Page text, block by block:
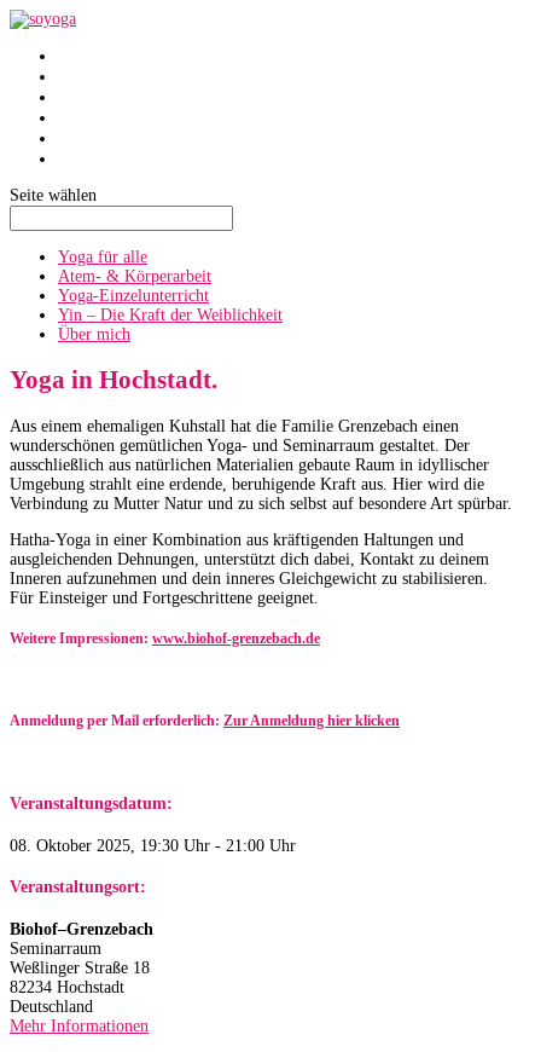
Seite wählen
Yoga für alle
Atem- & Körperarbeit
Yoga-Einzelunterricht
Yin – Die Kraft der Weiblichkeit
Über mich
Yoga in Hochstadt.
Aus einem ehemaligen Kuhstall hat die Familie Grenzebach einen
wunderschönen gemütlichen Yoga- und Seminarraum gestaltet. Der
ausschließlich aus natürlichen Materialien gebaute Raum in idyllischer
Umgebung strahlt eine erdende, beruhigende Kraft aus. Hier wird die
Verbindung zu Mutter Natur und zu sich selbst auf besondere Art spürbar.
Hatha-Yoga in einer Kombination aus kräftigenden Haltungen und
ausgleichenden Dehnungen, unterstützt dich dabei, Kontakt zu deinem
Inneren aufzunehmen und dein inneres Gleichgewicht zu stabilisieren.
Für Einsteiger und Fortgeschrittene geeignet.
Weitere Impressionen: www.biohof-grenzebach.de
Anmeldung per Mail erforderlich: Zur Anmeldung hier klicken
Veranstaltungsdatum:
08. Oktober 2025, 19:30 Uhr - 21:00 Uhr
Veranstaltungsort:
Biohof–Grenzebach
Seminarraum
Weßlinger Straße 18
82234 Hochstadt
Deutschland
Mehr Informationen